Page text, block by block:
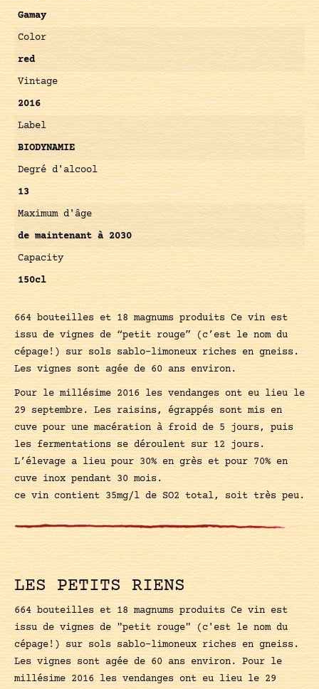
Gamay
Color
red
Vintage
2016
Label
BIODYNAMIE
Degré d'alcool
13
Maximum d'âge
de maintenant à 2030
Capacity
150cl
664 bouteilles et 18 magnums produits Ce vin est
issu de vignes de “petit rouge” (c’est le nom du
cépage!) sur sols sablo-limoneux riches en gneiss.
Les vignes sont agée de 60 ans environ.
Pour le millésime 2016 les vendanges ont eu lieu le
29 septembre. Les raisins, égrappés sont mis en
cuve pour une macération à froid de 5 jours, puis
les fermentations se déroulent sur 12 jours.
L’élevage a lieu pour 30% en grès et pour 70% en
cuve inox pendant 30 mois.
ce vin contient 35mg/l de SO2 total, soit très peu.
LES PETITS RIENS
664 bouteilles et 18 magnums produits Ce vin est
issu de vignes de "petit rouge" (c'est le nom du
cépage!) sur sols sablo-limoneux riches en gneiss.
Les vignes sont agée de 60 ans environ. Pour le
millésime 2016 les vendanges ont eu lieu le 29